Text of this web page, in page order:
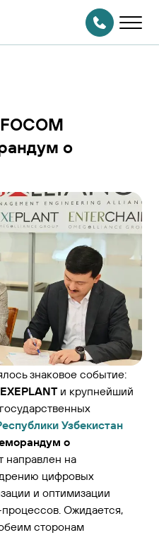
СВЯЗАТЬСЯ
С НАМИ
о
знаковое событие:
и крупнейший
Узбекистан
о
направлен на
цифровых
и оптимизации
Ожидается,
сторонам